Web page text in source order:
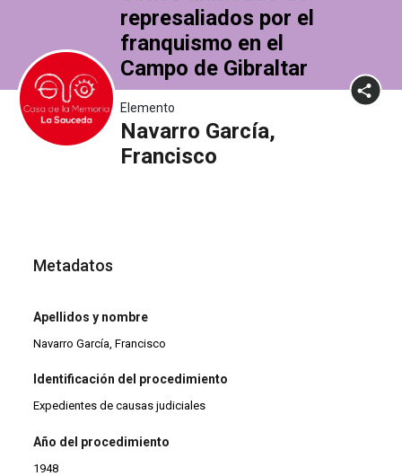
represaliados por el
franquismo en el
Campo de Gibraltar
Elemento
Navarro García,
Francisco
Metadatos
Apellidos y nombre
Navarro García, Francisco
Identificación del procedimiento
Expedientes de causas judiciales
Año del procedimiento
1948